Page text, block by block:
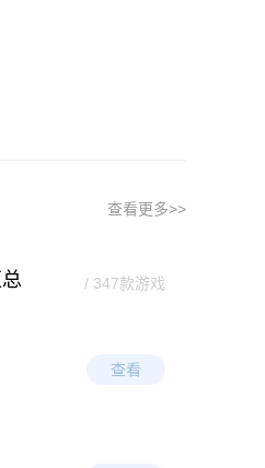
查看更多>>
/ 347款游戏
查看